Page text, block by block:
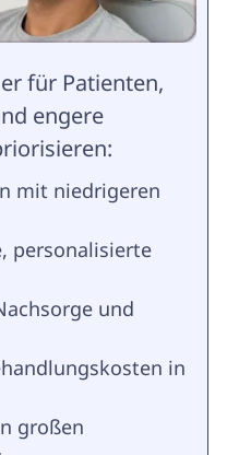
für Patienten,
engere
mit niedrigeren
personalisierte
und
in
großen